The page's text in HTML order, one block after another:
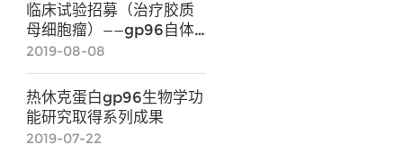
临床试验招募（治疗胶质
母细胞瘤）——gp96自体
免疫治疗技术
2019-08-08
热休克蛋白gp96生物学功
能研究取得系列成果
2019-07-22